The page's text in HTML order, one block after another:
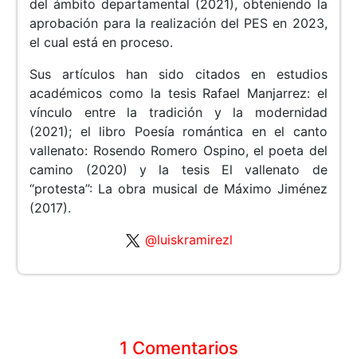
del ámbito departamental (2021), obteniendo la
aprobación para la realización del PES en 2023,
el cual está en proceso.
Sus artículos han sido citados en estudios
académicos como la tesis Rafael Manjarrez: el
vínculo entre la tradición y la modernidad
(2021); el libro Poesía romántica en el canto
vallenato: Rosendo Romero Ospino, el poeta del
camino (2020) y la tesis El vallenato de
“protesta”: La obra musical de Máximo Jiménez
(2017).
@luiskramirezl
1 Comentarios